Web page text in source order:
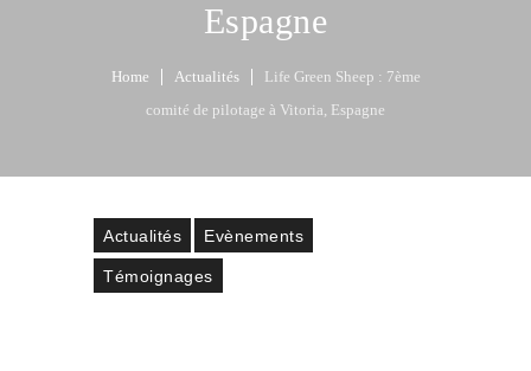
Espagne
Home Actualités
Life Green Sheep : 7ème
comité de pilotage à Vitoria, Espagne
Actualités Evènements
Témoignages